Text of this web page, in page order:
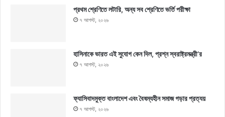
প্রথম শ্রেণিতে লটারি, অন্য সব শ্রেণিতে ভর্তি পরীক্ষা
৭ আগস্ট, ২০২৬
হাসিনাকে ভারত এই সুযোগ কেন দিল, প্রশ্ন স্বরাষ্ট্রমন্ত্রী’র
৭ আগস্ট, ২০২৬
ফ্যাসিবাদমুক্ত বাংলাদেশ এবং বৈষম্যহীন সমাজ গড়ার প্রত্যয়
৭ আগস্ট, ২০২৬